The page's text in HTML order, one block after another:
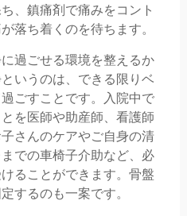
、鎮痛剤で痛みをコント
落ち着くのを待ちます。
過ごせる環境を整えるか
いうのは、できる限りベ
ごすことです。入院中で
を医師や助産師、看護師
さんのケアやご自身の清
での車椅子介助など、必
ることができます。骨盤
するのも一案です。